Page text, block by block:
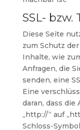
SSL- bzw.
Diese Seite
zum Schutz
Inhalte, wie
Anfragen, die
senden, eine
Eine
daran, dass die
„http://“ auf
Schloss-